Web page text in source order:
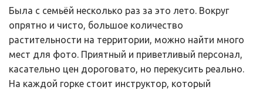
Была с семьёй несколько раз за это лето. Вокруг
опрятно и чисто, большое количество
растительности на территории, можно найти много
мест для фото. Приятный и приветливый персонал,
касательно цен дороговато, но перекусить реально.
На каждой горке стоит инструктор, который